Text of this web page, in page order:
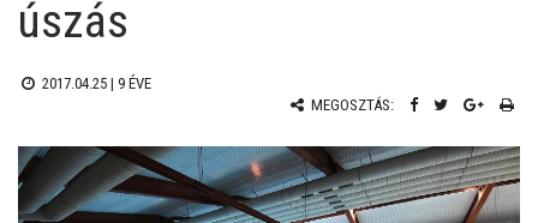
úszás
2017.04.25 | 9 ÉVE
MEGOSZTÁS: